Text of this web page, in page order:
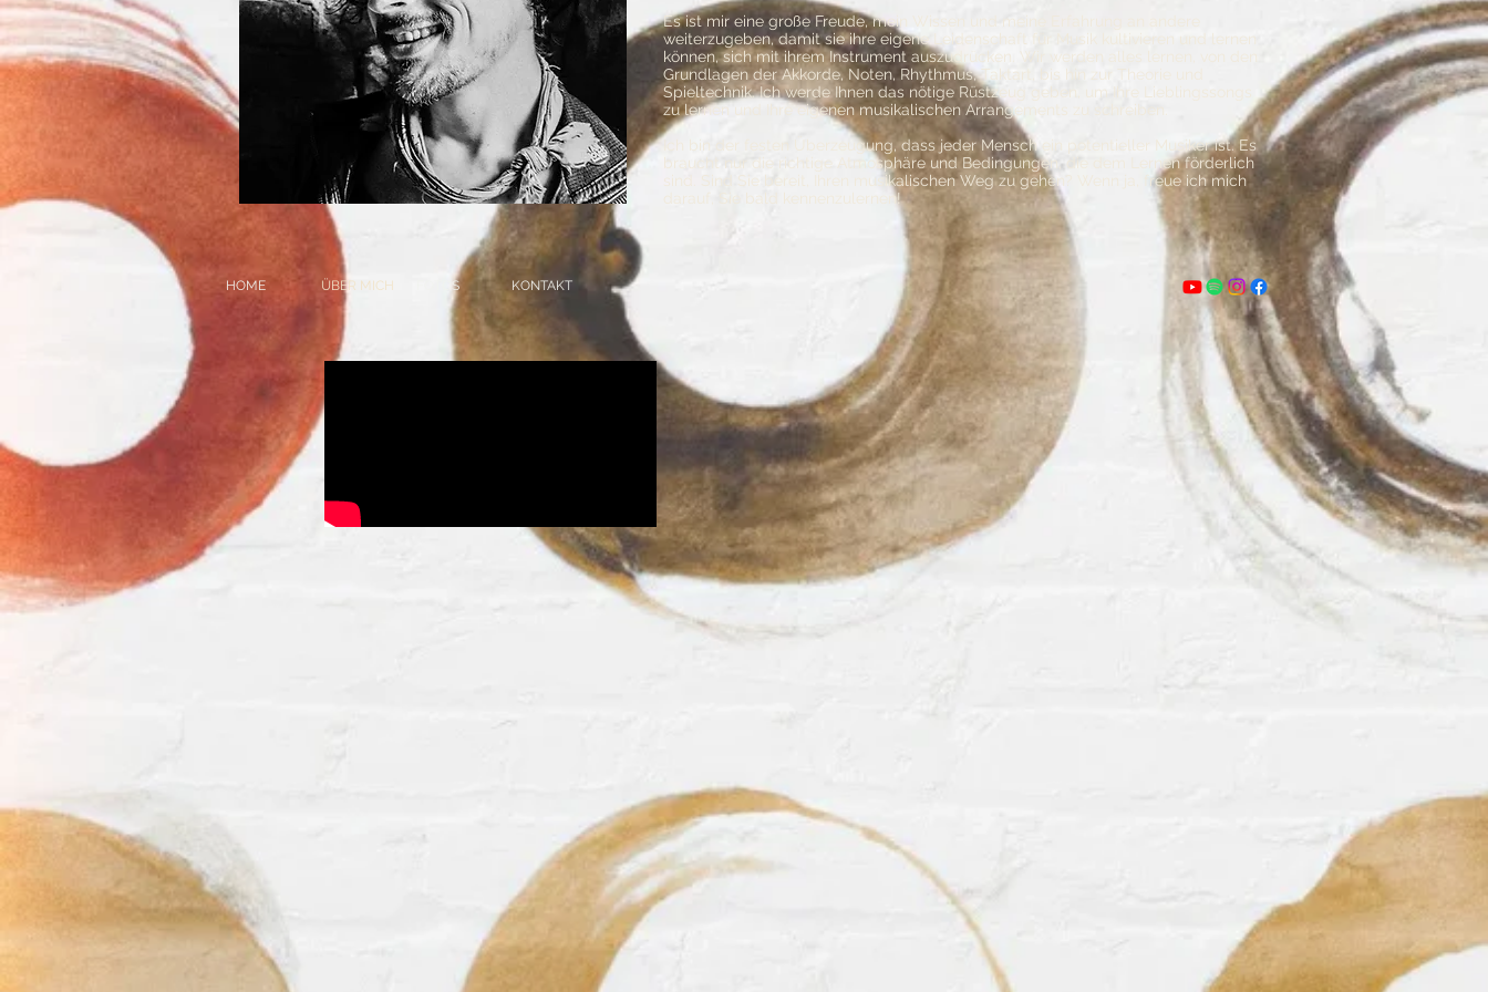
Es ist mir eine große Freude, mein Wissen und meine Erfahrung an andere
weiterzugeben, damit sie ihre eigene Leidenschaft für Musik kultivieren und lernen
können, sich mit ihrem Instrument auszudrücken. Wir werden alles lernen, von den
Grundlagen der Akkorde, Noten, Rhythmus, Taktart, bis hin zur Theorie und
Spieltechnik. Ich werde Ihnen das nötige Rüstzeug geben, um Ihre Lieblingssongs
zu lernen und Ihre eigenen musikalischen Arrangements zu schreiben.
Ich bin der festen Überzeugung, dass jeder Mensch ein potentieller Musiker ist. Es
braucht nur die richtige Atmosphäre und Bedingungen, die dem Lernen förderlich
sind. Sind Sie bereit, Ihren musikalischen Weg zu gehen? Wenn ja, freue ich mich
darauf, Sie bald kennenzulernen!
HOME ÜBER MICH FOTOS KONTAKT